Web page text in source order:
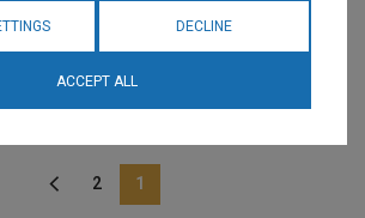
אביזרים שונים
המחיר ייחשף רק לבעלי
המחיר
מספרות
1
2
DECLINE
ACCEPT ALL